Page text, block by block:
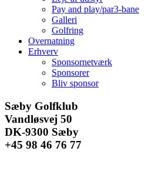
Pay and play/par3-bane
Galleri
Golfring
Overnatning
Erhverv
Sponsornetværk
Sponsorer
Bliv sponsor
Facebook
Instagram
E-
mail
Sæby Golfklub
Vandløsvej 50
DK-9300 Sæby
+45 98 46 76 77